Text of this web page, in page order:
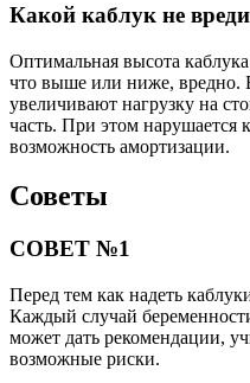
Какой каблук не
Оптимальная высота
что выше или ниже, вредно.
увеличивают нагрузку на
часть. При этом нарушается
возможность амортизации.
Советы
СОВЕТ №1
Перед тем как надеть
Каждый случай
может дать рекомендации,
возможные риски.